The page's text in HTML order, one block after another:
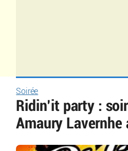
Soirée
Ridin’it party :
Amaury Lavernhe